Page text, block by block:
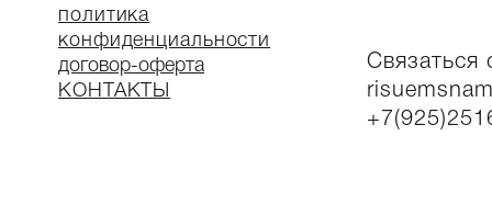
политика
конфиденциальности
договор-оферта
КОНТАКТЫ
Связаться